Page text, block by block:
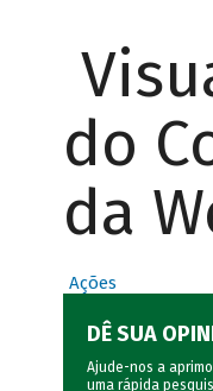
do
da
Ações
DÊ SUA
Ajude-nos a
uma rápida